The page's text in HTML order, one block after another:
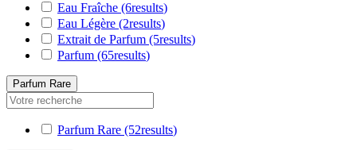
Eau Fraîche (6results)
Eau Légère (2results)
Extrait de Parfum (5results)
Parfum (65results)
Parfum Rare
Parfum Rare (52results)